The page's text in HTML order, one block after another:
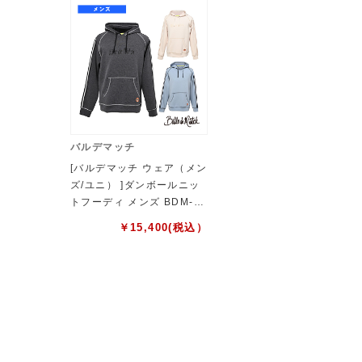
バルデマッチ
[バルデマッチ ウェア（メン
ズ/ユニ） ]ダンボールニッ
トフーディ メンズ BDM-F1
￥ 15,400(税込）